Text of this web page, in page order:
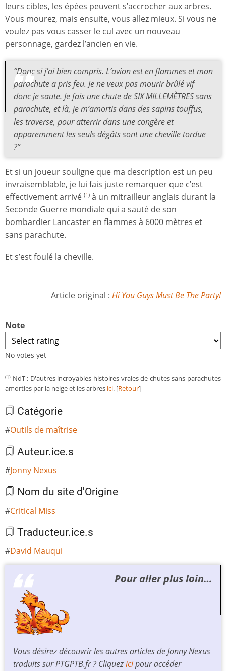
leurs cibles, les épées peuvent s’accrocher aux arbres.
Vous mourez, mais ensuite, vous allez mieux. Si vous ne
voulez pas vous casser le cul avec un nouveau
personnage, gardez l’ancien en vie.
“Donc si j’ai bien compris. L’avion est en flammes et mon
parachute a pris feu. Je ne veux pas mourir brûlé vif
donc je saute. Je fais une chute de SIX MILLEMÈTRES sans
parachute, et là, je m’amortis dans des sapins touffus,
les traverse, pour atterrir dans une congère et
apparemment les seuls dégâts sont une cheville tordue
?”
Et si un joueur souligne que ma description est un peu
invraisemblable, je lui fais juste remarquer que c’est
effectivement arrivé (1) à un mitrailleur anglais durant la
Seconde Guerre mondiale qui a sauté de son
bombardier Lancaster en flammes à 6000 mètres et
sans parachute.
Et s’est foulé la cheville.
Article original : Hi You Guys Must Be The Party!
Note
No votes yet
(1) NdT : D'autres incroyables histoires vraies de chutes sans parachutes
amorties par la neige et les arbres ici. [Retour]
Catégorie
Outils de maîtrise
Auteur.ice.s
Jonny Nexus
Nom du site d'Origine
Critical Miss
Traducteur.ice.s
David Mauqui
Pour aller plus loin…
Vous désirez découvrir les autres articles de Jonny Nexus
traduits sur PTGPTB.fr ? Cliquezicipour accéder